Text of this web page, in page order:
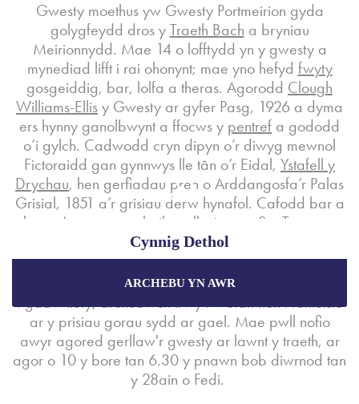
Gwesty moethus yw Gwesty Portmeirion gyda
golygfeydd dros y Traeth Bach a bryniau
Meirionnydd. Mae 14 o lofftydd yn y gwesty a
mynediad lifft i rai ohonynt; mae yno hefyd fwyty
gosgeiddig, bar, lolfa a theras. Agorodd Clough
Williams-Ellis y Gwesty ar gyfer Pasg, 1926 a dyma
ers hynny ganolbwynt a ffocws y pentref a gododd
o’i gylch. Cadwodd cryn dipyn o’r diwyg mewnol
Fictoraidd gan gynnwys lle tân o’r Eidal, Ystafell y
Drychau, hen gerfiadau pren o Arddangosfa’r Palas
Grisial, 1851 a’r grisiau derw hynafol. Cafodd bar a
bwyty’r gwesty eu hail-gynllunio gan Syr Terrence
Conran yn 2005 er mwyn ail-greu awyrgylch y
1930au gydag arddull ‘Art Deco’.
I gadw llety, archebwch trwy’r wefan hon i fanteisio
ar y prisiau gorau sydd ar gael. Mae pwll nofio
awyr agored gerllaw'r gwesty ar lawnt y traeth, ar
agor o 10 y bore tan 6.30 y pnawn bob diwrnod tan
y 28ain o Fedi.
Cynnig Dethol
Manteisiwch ar y prisiau gorau a chynigion arbennig
wrth archebu trwy'r wefan swyddogol.
Gwarantir y Pris Gorau
ARCHEBU YN AWR